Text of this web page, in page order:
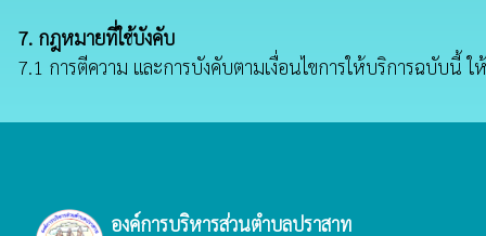
7. กฎหมายที่ใช้บังคับ
7.1 การตีความ และการบังคับตามเงื่อนไขการให้บริการฉบับนี้
องค์การบริหารส่วนตำบลปราสาท